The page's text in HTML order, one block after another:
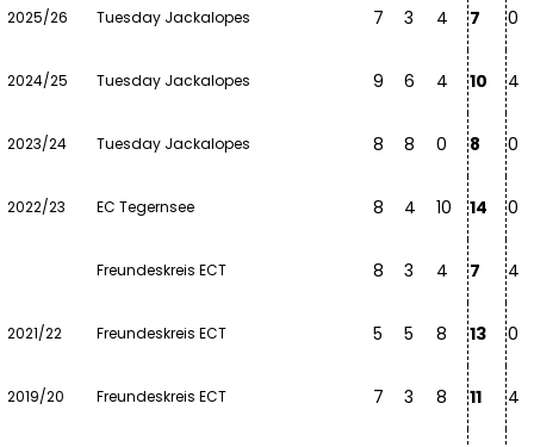
2025/26 Tuesday Jackalopes 7 3 4 7 0
2024/25 Tuesday Jackalopes 9 6 4 10 4
2023/24 Tuesday Jackalopes 8 8 0 8 0
2022/23 EC Tegernsee 8 4 10 14 0
Freundeskreis ECT 8 3 4 7 4
2021/22 Freundeskreis ECT 5 5 8 13 0
2019/20 Freundeskreis ECT 7 3 8 11 4